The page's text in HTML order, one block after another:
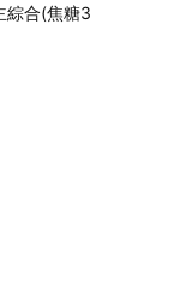
綜合(焦糖3